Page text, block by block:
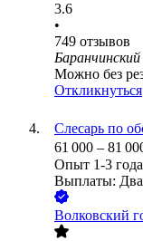
3.6
•
749 отзывов
Баранчинский
Можно без
Откликнуться
Слесарь по
61 000 – 81
Опыт 1-3 года
Выплаты: Два
Волковский